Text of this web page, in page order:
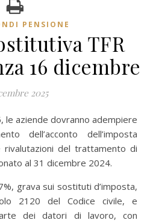
PENSIONE
TFR
16 dicembre
2025
dell’acconto dell’imposta
rivalutazioni del trattamento di
al 31 dicembre 2024.
grava sui sostituti d’imposta,
2120 del Codice civile, e
dei datori di lavoro, con